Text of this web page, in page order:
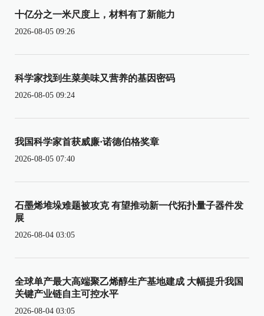
十亿分之一米尺度上，材料有了新能力
2026-08-05 09:26
科学家找到生菜美味又营养的基因密码
2026-08-05 09:24
我国科学家首获威廉·诺德伯格奖章
2026-08-05 07:40
石墨烯堆垛难题被攻克 有望推动新一代拓扑量子器件发
展
2026-08-04 03:05
全球单产最大高端聚乙烯醇生产基地建成 大幅提升我国
关键产业链自主可控水平
2026-08-04 03:05